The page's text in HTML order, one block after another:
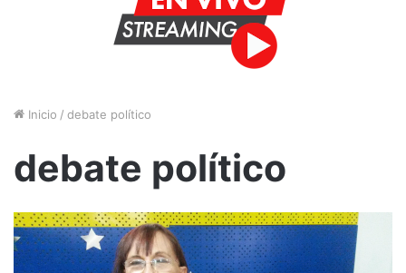
Inicio / debate político
debate político